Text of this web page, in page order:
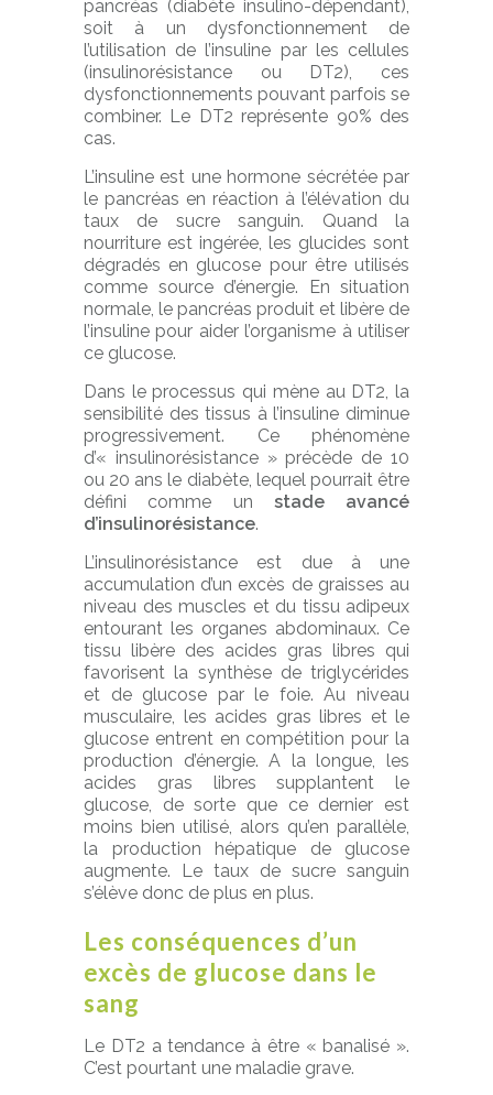
pancréas (diabète insulino-dépendant),
soit à un dysfonctionnement de
l’utilisation de l’insuline par les cellules
(insulinorésistance ou DT2), ces
dysfonctionnements pouvant parfois se
combiner. Le DT2 représente 90% des
cas.
L’insuline est une hormone sécrétée par
le pancréas en réaction à l’élévation du
taux de sucre sanguin. Quand la
nourriture est ingérée, les glucides sont
dégradés en glucose pour être utilisés
comme source d’énergie. En situation
normale, le pancréas produit et libère de
l’insuline pour aider l’organisme à utiliser
ce glucose.
Dans le processus qui mène au DT2, la
sensibilité des tissus à l’insuline diminue
progressivement. Ce phénomène
d’« insulinorésistance » précède de 10
ou 20 ans le diabète, lequel pourrait être
défini comme un stade avancé
d’insulinorésistance.
L’insulinorésistance est due à une
accumulation d’un excès de graisses au
niveau des muscles et du tissu adipeux
entourant les organes abdominaux. Ce
tissu libère des acides gras libres qui
favorisent la synthèse de triglycérides
et de glucose par le foie. Au niveau
musculaire, les acides gras libres et le
glucose entrent en compétition pour la
production d’énergie. A la longue, les
acides gras libres supplantent le
glucose, de sorte que ce dernier est
moins bien utilisé, alors qu’en parallèle,
la production hépatique de glucose
augmente. Le taux de sucre sanguin
s’élève donc de plus en plus.
Les conséquences d’un
excès de glucose dans le
sang
Le DT2 a tendance à être « banalisé ».
C’est pourtant une maladie grave.